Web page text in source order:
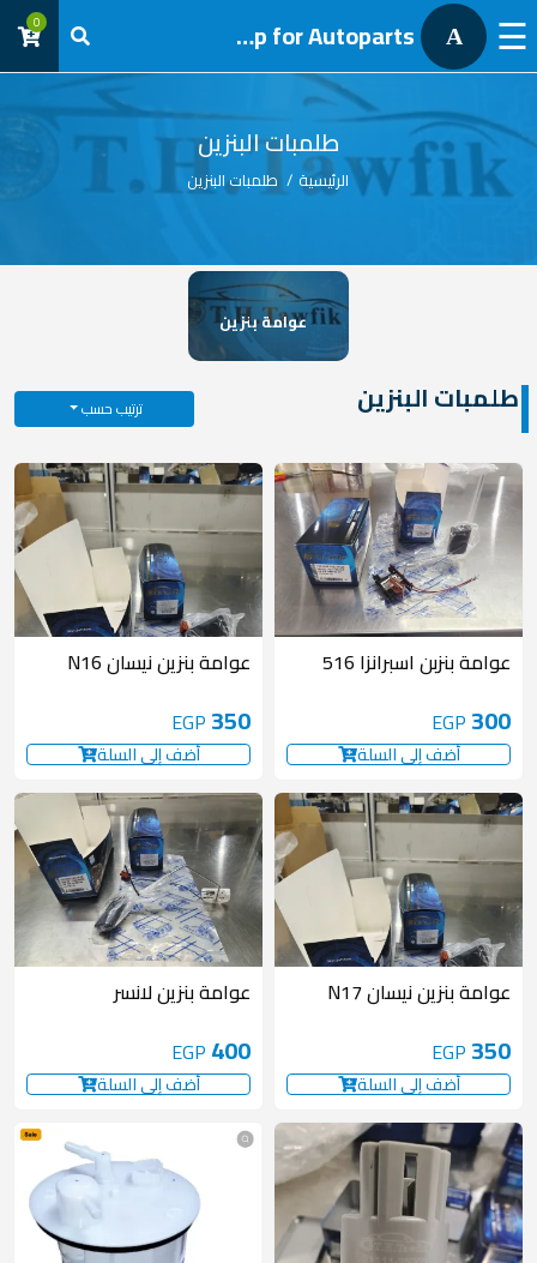
☰
A
AL Tawfik group for Autoparts
تسجيل
دخول
0
طلمبات البنزين
الرئيسية / طلمبات البنزين
عوامة بنزين
طلمبات البنزين ترتيب حسب
عوامة بنزبن اسبرانزا 516
300
EGP
أضف إلى السلة
عوامة بنزين نيسان N16
350
EGP
أضف إلى السلة
عوامة بنزين نيسان N17
350
EGP
أضف إلى السلة
عوامة بنزين لانسر
400
EGP
أضف إلى السلة